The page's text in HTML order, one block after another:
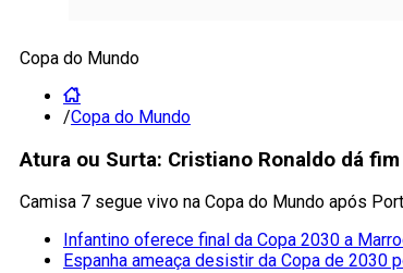
Copa do Mundo
/Copa do Mundo
Atura ou Surta: Cristiano Ronaldo dá
Camisa 7 segue vivo na Copa do Mundo após
Infantino oferece final da Copa 2030 a
Espanha ameaça desistir da Copa de 2030